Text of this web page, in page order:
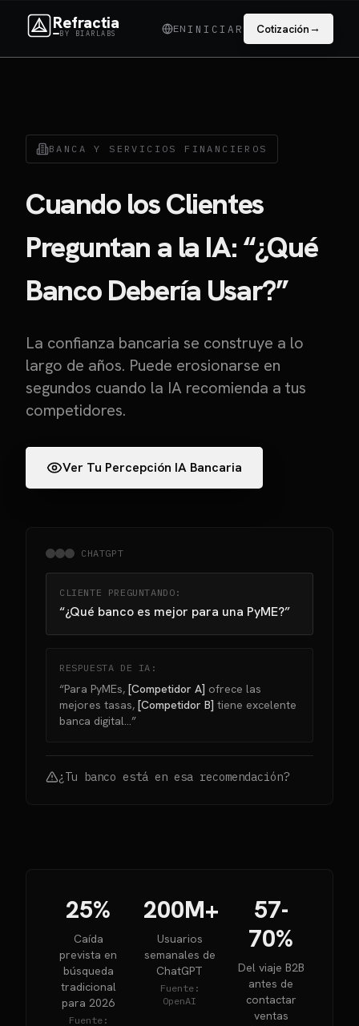
Refractia
BY BIARLABS ENINICIAR Cotización→
BANCA Y SERVICIOS FINANCIEROS
Cuando los Clientes
Preguntan a la IA: “¿Qué
Banco Debería Usar?”
La confianza bancaria se construye a lo
largo de años. Puede erosionarse en
segundos cuando la IA recomienda a tus
competidores.
Ver Tu Percepción IA Bancaria
CHATGPT
CLIENTE PREGUNTANDO:
“¿Qué banco es mejor para una PyME?”
RESPUESTA DE IA:
“Para PyMEs, [Competidor A] ofrece las
mejores tasas, [Competidor B] tiene excelente
banca digital...”
¿Tu banco está en esa recomendación?
25%
Caída
prevista en
búsqueda
tradicional
para 2026
Fuente:
200M+
Usuarios
semanales de
ChatGPT
Fuente:
OpenAI
57-
70%
Del viaje B2B
antes de
contactar
ventas